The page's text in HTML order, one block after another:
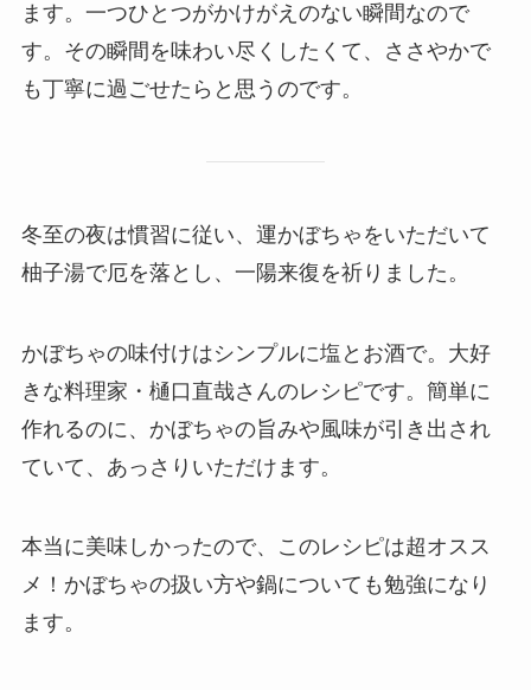
ます。一つひとつがかけがえのない瞬間なので
す。その瞬間を味わい尽くしたくて、ささやかで
も丁寧に過ごせたらと思うのです。
冬至の夜は慣習に従い、運かぼちゃをいただいて
柚子湯で厄を落とし、一陽来復を祈りました。
かぼちゃの味付けはシンプルに塩とお酒で。大好
きな料理家・樋口直哉さんのレシピです。簡単に
作れるのに、かぼちゃの旨みや風味が引き出され
ていて、あっさりいただけます。
本当に美味しかったので、このレシピは超オスス
メ！かぼちゃの扱い方や鍋についても勉強になり
ます。